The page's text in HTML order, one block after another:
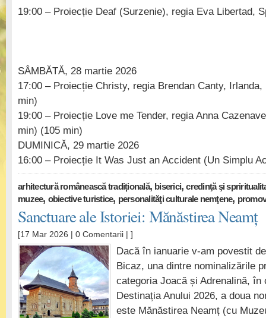
19:00 – Proiecție Deaf (Surzenie), regia Eva Libertad,
SÂMBĂTĂ, 28 martie 2026
17:00 – Proiecție Christy, regia Brendan Canty,
min)
19:00 – Proiecție Love me Tender, regia Anna
min) (105 min)
DUMINICĂ, 29 martie 2026
16:00 – Proiecție It Was Just an Accident (Un Simplu
arhitectură românească tradițională, biserici,credinţă şi
muzee, obiective turistice, personalităţi culturale nemţene,
Sanctuare ale Istoriei: Mănăstirea Neamț
[17 Mar 2026 | 0 Comentarii | ]
Dacă în ianuarie v-am povestit
Bicaz, una dintre nominalizările
categoria Joacă și Adrenalină, în
Destinația Anului 2026, a doua
este Mănăstirea Neamț (cu